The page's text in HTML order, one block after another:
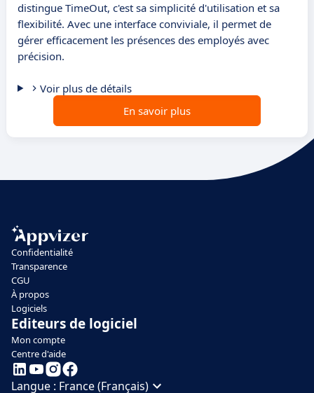
distingue TimeOut, c'est sa simplicité d'utilisation et sa
flexibilité. Avec une interface conviviale, il permet de
gérer efficacement les présences des employés avec
précision.
Voir plus de détails
En savoir plus
Confidentialité
Transparence
CGU
À propos
Logiciels
Editeurs de logiciel
Mon compte
Centre d'aide
Langue : France (Français)